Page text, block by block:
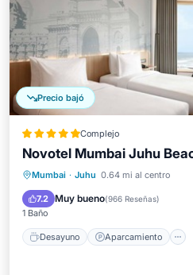
Precio bajó
Complejo
Novotel Mumbai Juhu
Mumbai · Juhu 0.64 mi al centro
7.2 Muy bueno(966 Reseñas)
1 Baño
Desayuno Aparcamiento
Desayuno
Spa